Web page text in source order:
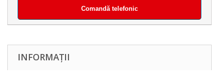
Comandă telefonic
INFORMAȚII